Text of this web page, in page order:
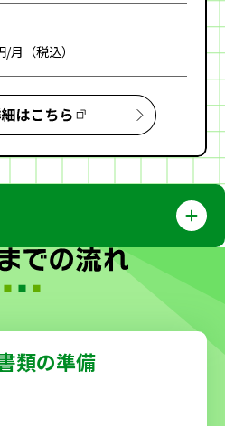
（税込）
類の準備